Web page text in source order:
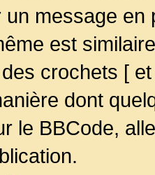
message
est
crochets [
dont
le BBCode,